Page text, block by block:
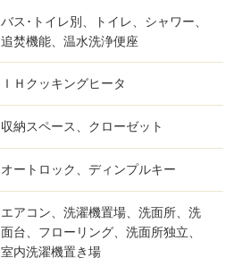
バス･トイレ別、トイレ、シャワー、
追焚機能、温水洗浄便座
ＩＨクッキングヒータ
収納スペース、クローゼット
オートロック、ディンプルキー
エアコン、洗濯機置場、洗面所、洗
面台、フローリング、洗面所独立、
室内洗濯機置き場